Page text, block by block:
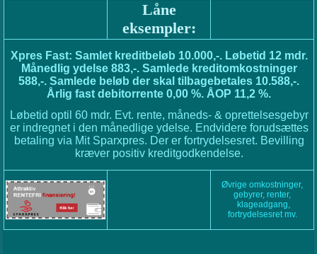
Låne
eksempler:
Xpres Fast: Samlet kreditbeløb 10.000,-. Løbetid 12 mdr.
Månedlig ydelse 883,-. Samlede kreditomkostninger
588,-. Samlede beløb der skal tilbagebetales 10.588,-.
Årlig fast debitorrente 0,00 %. ÅOP 11,2 %.
Løbetid optil 60 mdr. Evt. rente, måneds- & oprettelsesgebyr
er indregnet i den månedlige ydelse. Endvidere forudsættes
betaling via Mit Sparxpres. Der er fortrydelsesret. Bevilling
kræver positiv kreditgodkendelse.
Øvrige omkostninger,
gebyrer, renter,
klageadgang,
fortrydelsesret mv.